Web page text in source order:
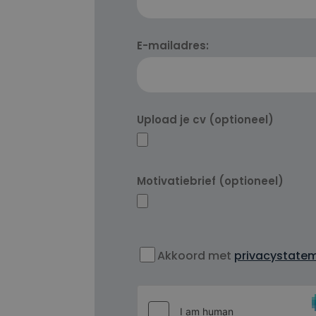
E-mailadres:
Upload je cv (optioneel)
Motivatiebrief (optioneel)
Instemming
Akkoord met